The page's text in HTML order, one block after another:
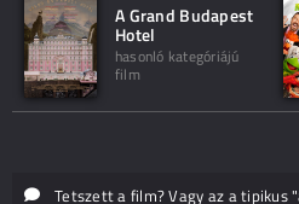
A Grand Budapest
Hotel
hasonló kategóriájú
film
Tetszett a film? Vagy az a tipikus